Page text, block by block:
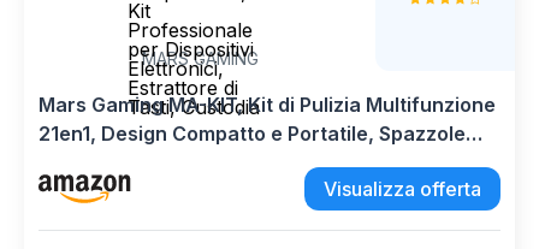
Kit
Professionale
per Dispositivi
Elettronici,
Estrattore di
Tasti, Custodia
MARS GAMING
Mars Gaming MA-KIT, Kit di Pulizia Multifunzione
21en1, Design Compatto e Portatile, Spazzole
Morbide e Panno Antipelucchi, Kit Professionale
per Dispositivi Elettronici, Estrattore di Tasti,
Visualizza offerta